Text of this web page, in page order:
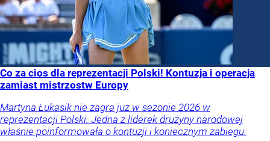
Co za cios dla reprezentacji Polski! Kontuzja i operacja
zamiast mistrzostw Europy
Martyna Łukasik nie zagra już w sezonie 2026 w
reprezentacji Polski. Jedna z liderek drużyny narodowej
właśnie poinformowała o kontuzji i koniecznym zabiegu.